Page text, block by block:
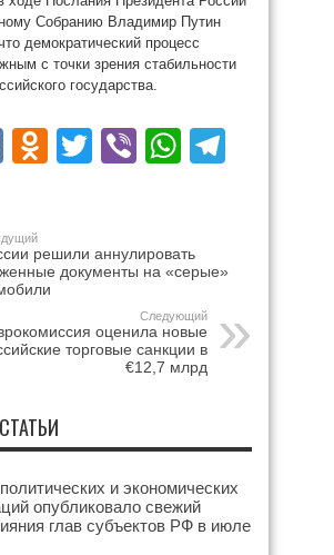
Собранию Владимир Путин
демократический процесс
с точки зрения стабильности
государства.
VK Odnoklassniki
Twitter
Viber
решили аннулировать
документы на «серые»
Следующий
оценила новые
торговые санкции в
€12,7 млрд
и экономических
опубликовало свежий
глав субъектов РФ в июле